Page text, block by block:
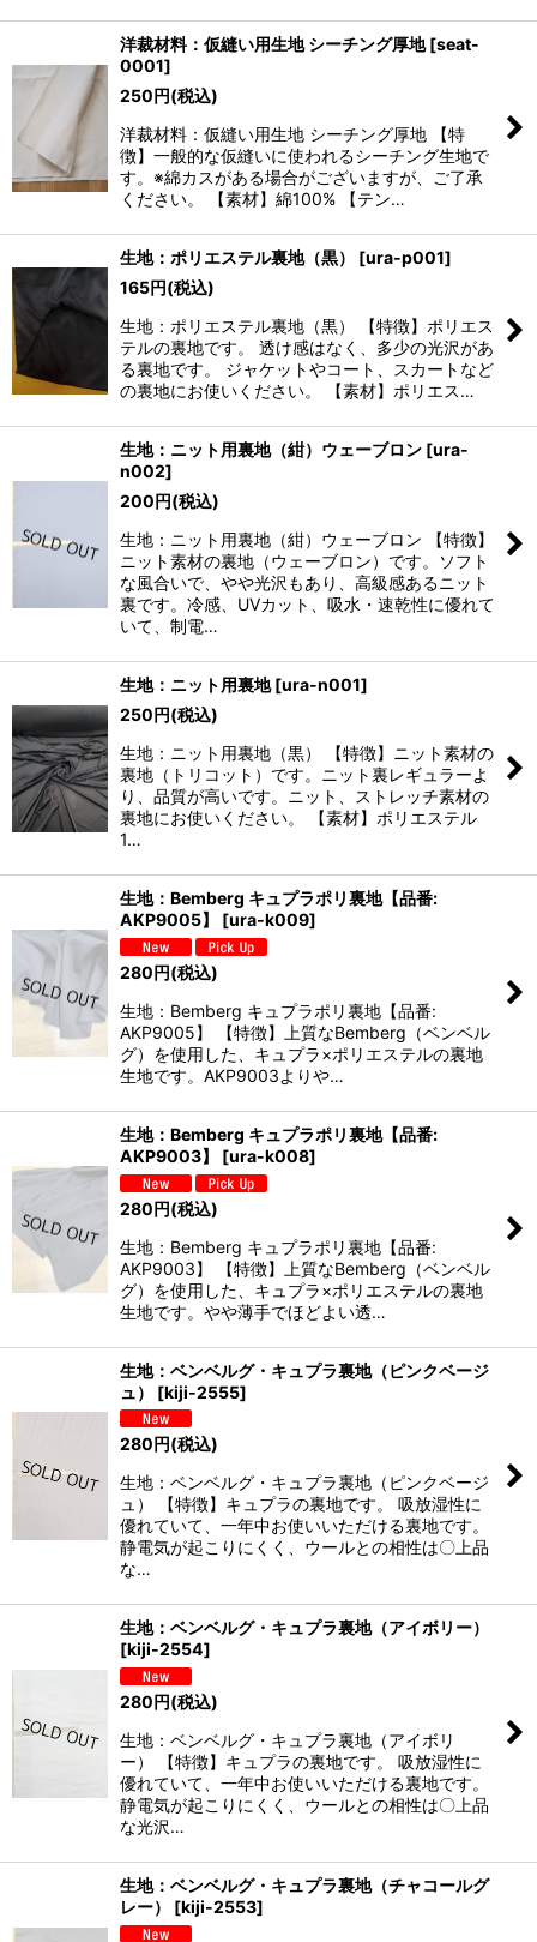
洋裁材料：仮縫い用生地 シーチング厚地 [seat-
0001]
250円(税込)
洋裁材料：仮縫い用生地 シーチング厚地 【特
徴】一般的な仮縫いに使われるシーチング生地で
す。※綿カスがある場合がございますが、ご了承
ください。 【素材】綿100% 【テン…
生地：ポリエステル裏地（黒） [ura-p001]
165円(税込)
生地：ポリエステル裏地（黒） 【特徴】ポリエス
テルの裏地です。 透け感はなく、多少の光沢があ
る裏地です。 ジャケットやコート、スカートなど
の裏地にお使いください。 【素材】ポリエス…
生地：ニット用裏地（紺）ウェーブロン [ura-
n002]
200円(税込)
生地：ニット用裏地（紺）ウェーブロン 【特徴】
ニット素材の裏地（ウェーブロン）です。ソフト
な風合いで、やや光沢もあり、高級感あるニット
裏です。冷感、UVカット、吸水・速乾性に優れて
いて、制電…
生地：ニット用裏地 [ura-n001]
250円(税込)
生地：ニット用裏地（黒） 【特徴】ニット素材の
裏地（トリコット）です。ニット裏レギュラーよ
り、品質が高いです。ニット、ストレッチ素材の
裏地にお使いください。 【素材】ポリエステル
1…
生地：Bemberg キュプラポリ裏地【品番:
AKP9005】
[ura-k009]
280円(税込)
生地：Bemberg キュプラポリ裏地【品番:
AKP9005】 【特徴】上質なBemberg（ベンベル
グ）を使用した、キュプラ×ポリエステルの裏地
生地です。AKP9003よりや…
生地：Bemberg キュプラポリ裏地【品番:
AKP9003】
[ura-k008]
280円(税込)
生地：Bemberg キュプラポリ裏地【品番:
AKP9003】 【特徴】上質なBemberg（ベンベル
グ）を使用した、キュプラ×ポリエステルの裏地
生地です。やや薄手でほどよい透…
生地：ベンベルグ・キュプラ裏地（ピンクベージ
ュ）
[kiji-2555]
280円(税込)
生地：ベンベルグ・キュプラ裏地（ピンクベージ
ュ） 【特徴】キュプラの裏地です。 吸放湿性に
優れていて、一年中お使いいただける裏地です。
静電気が起こりにくく、ウールとの相性は〇上品
な…
生地：ベンベルグ・キュプラ裏地（アイボリー）
[kiji-2554]
280円(税込)
生地：ベンベルグ・キュプラ裏地（アイボリ
ー） 【特徴】キュプラの裏地です。 吸放湿性に
優れていて、一年中お使いいただける裏地です。
静電気が起こりにくく、ウールとの相性は〇上品
な光沢…
生地：ベンベルグ・キュプラ裏地（チャコールグ
レー）
[kiji-2553]